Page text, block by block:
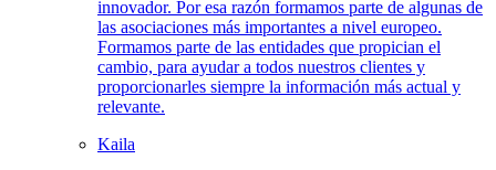
innovador. Por esa razón formamos parte de algunas de
las asociaciones más importantes a nivel europeo.
Formamos parte de las entidades que propician el
cambio, para ayudar a todos nuestros clientes y
proporcionarles siempre la información más actual y
relevante.
Kaila